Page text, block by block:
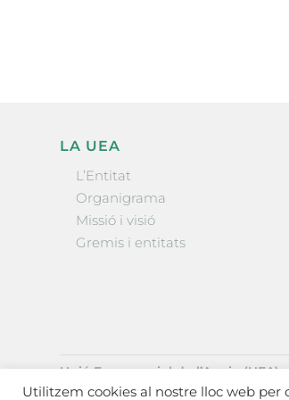
LA UEA
L’Entitat
Organigrama
Missió i visió
Gremis i entitats
Unió Empresarial de l’Anoia (UEA)
Ctra. de Manresa, 131, 08700 –
Utilitzem cookies al nostre lloc web per